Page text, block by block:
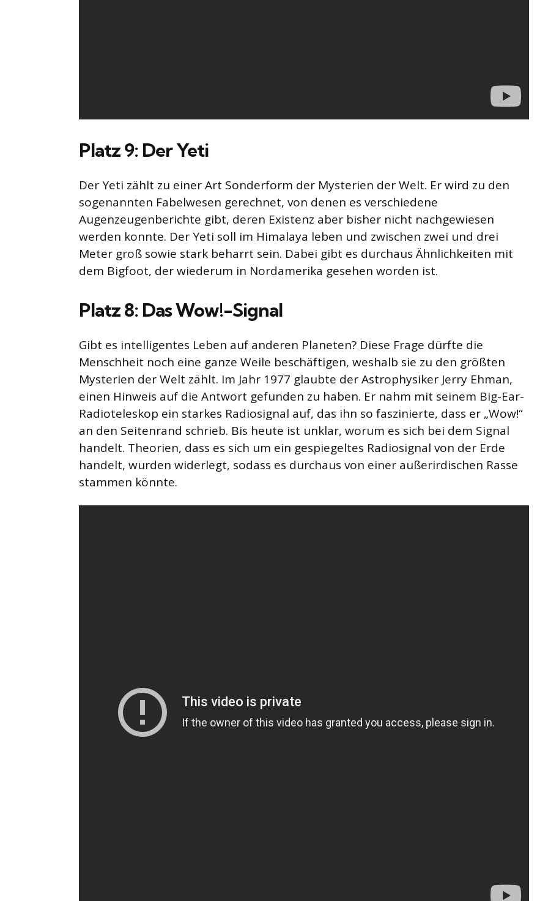
Platz 9: Der Yeti
Der Yeti zählt zu einer Art Sonderform der Mysterien der Welt. Er wird zu den
sogenannten Fabelwesen gerechnet, von denen es verschiedene
Augenzeugenberichte gibt, deren Existenz aber bisher nicht nachgewiesen
werden konnte. Der Yeti soll im Himalaya leben und zwischen zwei und drei
Meter groß sowie stark beharrt sein. Dabei gibt es durchaus Ähnlichkeiten mit
dem Bigfoot, der wiederum in Nordamerika gesehen worden ist.
Platz 8: Das Wow!-Signal
Gibt es intelligentes Leben auf anderen Planeten? Diese Frage dürfte die
Menschheit noch eine ganze Weile beschäftigen, weshalb sie zu den größten
Mysterien der Welt zählt. Im Jahr 1977 glaubte der Astrophysiker Jerry Ehman,
einen Hinweis auf die Antwort gefunden zu haben. Er nahm mit seinem Big-Ear-
Radioteleskop ein starkes Radiosignal auf, das ihn so faszinierte, dass er „Wow!“
an den Seitenrand schrieb. Bis heute ist unklar, worum es sich bei dem Signal
handelt. Theorien, dass es sich um ein gespiegeltes Radiosignal von der Erde
handelt, wurden widerlegt, sodass es durchaus von einer außerirdischen Rasse
stammen könnte.